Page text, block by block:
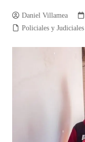
Daniel Villamea
Policiales y Judiciales